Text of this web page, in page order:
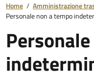
Home / Amministrazione
Personale non a tempo